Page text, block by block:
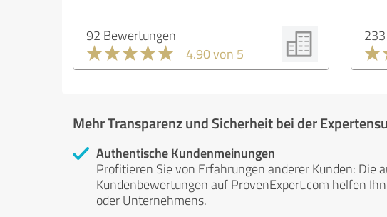
92 Bewertungen
4.90 von 5
Mehr Transparenz und Sicherheit bei der
Authentische Kundenmeinungen
Profitieren Sie von Erfahrungen anderer Kunden: Die
Kundenbewertungen auf ProvenExpert.com helfen
oder Unternehmens.